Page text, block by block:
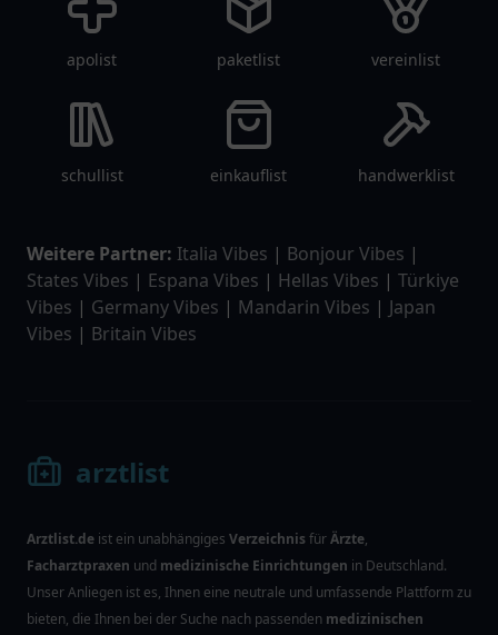
apolist paketlist vereinlist
schullist einkauflist handwerklist
Weitere Partner: Italia Vibes | Bonjour Vibes |
States Vibes | Espana Vibes | Hellas Vibes | Türkiye
Vibes | Germany Vibes | Mandarin Vibes | Japan
Vibes | Britain Vibes
arztlist
Arztlist.de ist ein unabhängiges VerzeichnisfürÄrzte,
Facharztpraxen und medizinische Einrichtungen in Deutschland.
Unser Anliegen ist es, Ihnen eine neutrale und umfassende Plattform zu
bieten, die Ihnen bei der Suche nach passenden medizinischen